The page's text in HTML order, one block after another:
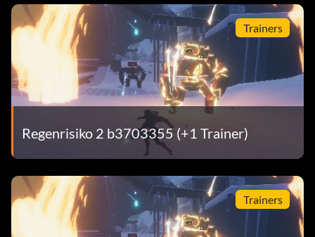
Trainers
Regenrisiko 2 b3703355 (+1 Trainer)
Trainers